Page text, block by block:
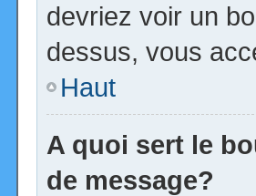
devriez voir un
dessus, vous
Haut
A quoi sert le
de message?